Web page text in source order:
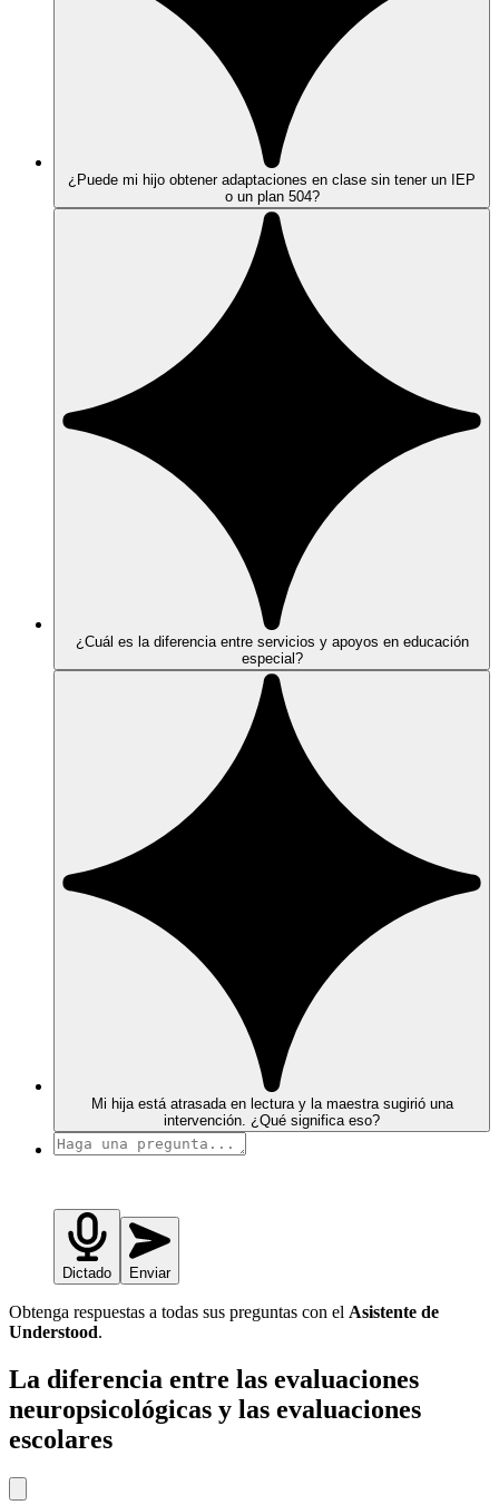
¿Puede mi hijo obtener adaptaciones en clase sin tener un IEP
o un plan 504?
¿Cuál es la diferencia entre servicios y apoyos en educación
especial?
Mi hija está atrasada en lectura y la maestra sugirió una
intervención. ¿Qué significa eso?
Dictado Enviar
Obtenga respuestas a todas sus preguntas con el Asistente de
Understood.
La diferencia entre las evaluaciones
neuropsicológicas y las evaluaciones
escolares